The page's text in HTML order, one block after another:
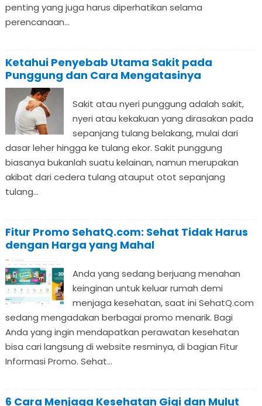
penting yang juga harus diperhatikan selama
perencanaan...
Ketahui Penyebab Utama Sakit pada
Punggung dan Cara Mengatasinya
Sakit atau nyeri punggung adalah sakit,
nyeri atau kekakuan yang dirasakan pada
sepanjang tulang belakang, mulai dari
dasar leher hingga ke tulang ekor. Sakit punggung
biasanya bukanlah suatu kelainan, namun merupakan
akibat dari cedera tulang atauput otot sepanjang
tulang...
Fitur Promo SehatQ.com: Sehat Tidak Harus
dengan Harga yang Mahal
Anda yang sedang berjuang menahan
keinginan untuk keluar rumah demi
menjaga kesehatan, saat ini SehatQ.com
sedang mengadakan berbagai promo menarik. Bagi
Anda yang ingin mendapatkan perawatan kesehatan
bisa cari langsung di website resminya, di bagian Fitur
Informasi Promo. Sehat...
6 Cara Menjaga Kesehatan Gigi dan Mulut